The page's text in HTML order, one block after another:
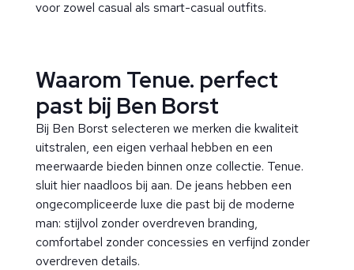
voor zowel casual als smart-casual outfits.
Waarom Tenue. perfect
past bij Ben Borst
Bij Ben Borst selecteren we merken die kwaliteit
uitstralen, een eigen verhaal hebben en een
meerwaarde bieden binnen onze collectie. Tenue.
sluit hier naadloos bij aan. De jeans hebben een
ongecompliceerde luxe die past bij de moderne
man: stijlvol zonder overdreven branding,
comfortabel zonder concessies en verfijnd zonder
overdreven details.